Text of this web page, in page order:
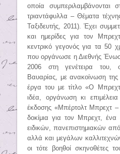
οποία συμπεριλαμβάνονται
τριαντάφυλλα – Θέματα
Ταξιδευτής, 2011). Έχει
και ημερίδες για τον
κεντρικό γεγονός για τα 50
που οργάνωσε η Διεθνής
2006 στη γενέτειρα του,
Βαυαρίας, με ανακοίνωση της
έργα του με τίτλο «Ο
ιδέα, οργάνωση κι
έκδοσης «Μπέρτολτ Μπρεχτ –
δοκίμια για τον Μπρεχτ,
ειδικών, πανεπιστημιακών
αλλά και μεγάλων
οι τότε βοηθοί σκηνοθέτες